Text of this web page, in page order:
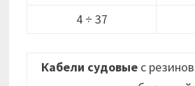
4 ÷ 37
Кабели судовыес